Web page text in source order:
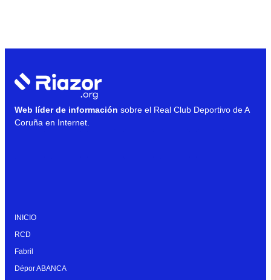
Web líder de información sobre el Real Club Deportivo de A
Coruña en Internet.
INICIO
RCD
Fabril
Dépor ABANCA